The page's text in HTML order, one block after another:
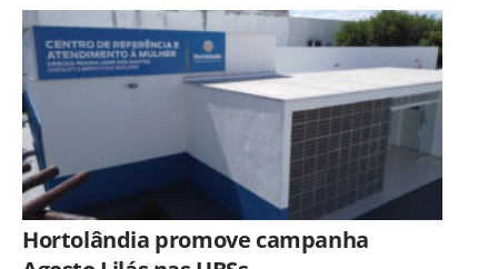
especializado
Hortolândia promove campanha